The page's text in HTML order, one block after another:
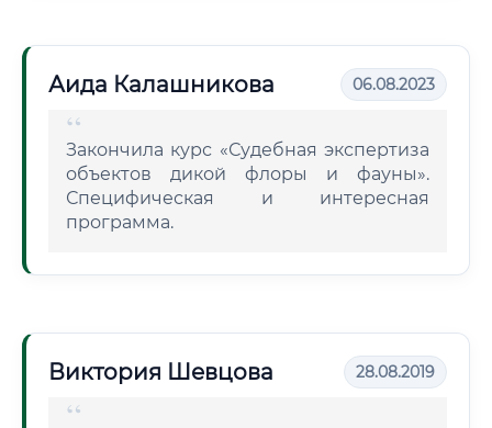
Аида Калашникова 06.08.2023
Закончила курс «Судебная экспертиза
объектов дикой флоры и фауны».
Специфическая и интересная
программа.
Виктория Шевцова 28.08.2019